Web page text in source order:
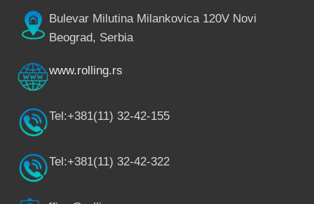
Bulevar Milutina Milankovica 120V Novi
Beograd, Serbia
www.rolling.rs
Tel:+381(11) 32-42-155
Tel:+381(11) 32-42-322